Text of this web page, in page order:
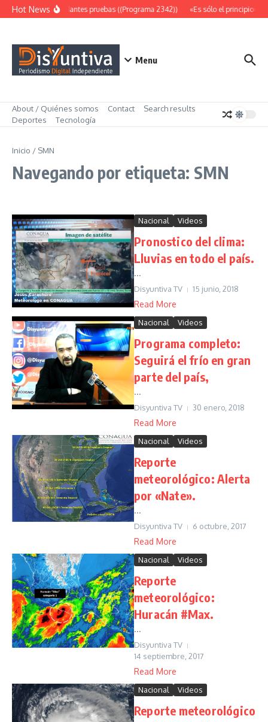
Saltar al contenido
Hot NewsAbundantes pruebas ((Programa 2342)) «Es sólo el principio»
Menu
About / Quiénes somos Contact
Search results
Deportes
Tecnología
Inicio / SMN
Navegando por etiqueta: SMN
Nacional Videos
Pronostico del clima:
Lluvias en todo el país.
...
Disyuntiva TV 15 junio, 2018
Read More
Nacional Videos
Programa completo:
Seguirá el frío en gran
parte del país,
...
Disyuntiva TV 30 enero, 2018
Read More
Nacional Videos
Reporte
meteorológico: Alerta
por «Nate».
...
Disyuntiva TV 6 octubre, 2017
Read More
Nacional Videos
Reporte
meteorológico:
Huracán #Max.
...
Disyuntiva TV
14 septiembre, 2017
Read More
Nacional Videos
Reporte meteorológico